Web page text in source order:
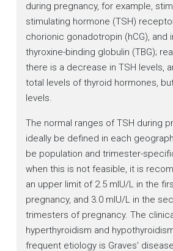
during pregnancy, for example,
stimulating hormone (TSH)
chorionic gonadotropin (hCG), and
thyroxine-binding globulin (TBG);
there is a decrease in TSH levels,
total levels of thyroid hormones,
levels.
The normal ranges of TSH during
ideally be defined in each
be population and trimester-
when this is not feasible, it is
an upper limit of 2.5 mIU/L in the
pregnancy, and 3.0 mIU/L in the
trimesters of pregnancy. The
hyperthyroidism and
frequent etiology is Graves'